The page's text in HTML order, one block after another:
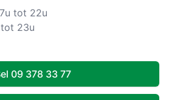
tot 22u
23u
09 378 33 77